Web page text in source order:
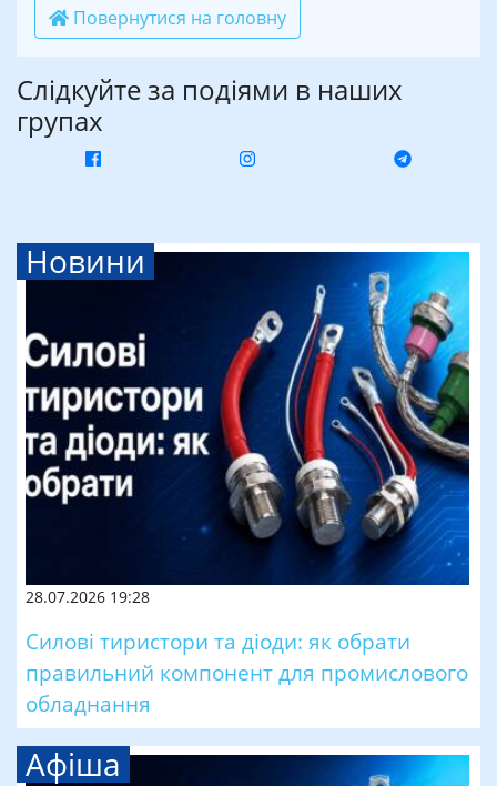
Повернутися на головну
Слідкуйте за подіями в наших
групах
Новини
28.07.2026 19:28
Силові тиристори та діоди: як обрати
правильний компонент для промислового
обладнання
Афіша